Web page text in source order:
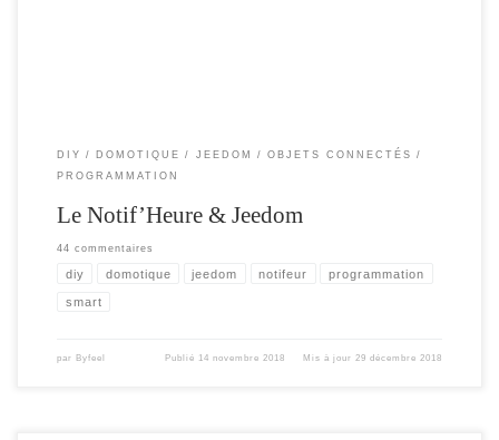
DIY DOMOTIQUE JEEDOM
OBJETS CONNECTÉS
PROGRAMMATION
Le Notif’Heure & Jeedom
44 commentaires
diy domotique jeedom notifeur programmation
smart
par Byfeel Publié 14 novembre 2018 Mis à jour 29 décembre 2018